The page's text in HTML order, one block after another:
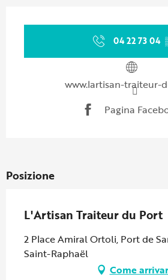
04 22 73 04
www.lartisan-traiteur-
Pagina
Posizione
L'Artisan Traiteur du Port
2 Place Amiral Ortoli, Port de
Saint-Raphaël
Come